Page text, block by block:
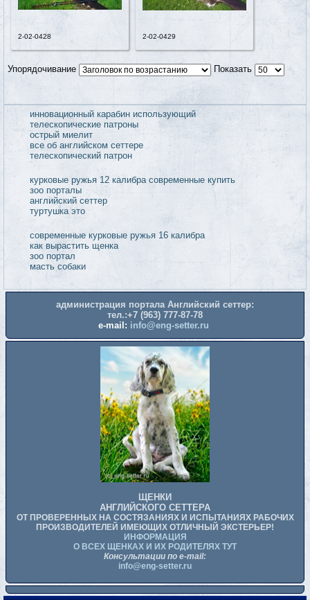
2-02-0428 2-02-0429
Упорядочивание Показать
администрация портала Английский сеттер:
тел.:+7 (963) 777-87-78
e-mail: info@eng-setter.ru
ЩЕНКИ
АНГЛИЙСКОГО СЕТТЕРА
ОТ ПРОВЕРЕННЫХ НА СОСТЯЗАНИЯХ И ИСПЫТАНИЯХ РАБОЧИХ
ПРОИЗВОДИТЕЛЕЙ ИМЕЮЩИХ ОТЛИЧНЫЙ ЭКСТЕРЬЕР!
ИНФОРМАЦИЯ
О ВСЕХ ЩЕНКАХ И ИХ РОДИТЕЛЯХ ТУТ
Консультации по e-mail:
info@eng-setter.ru